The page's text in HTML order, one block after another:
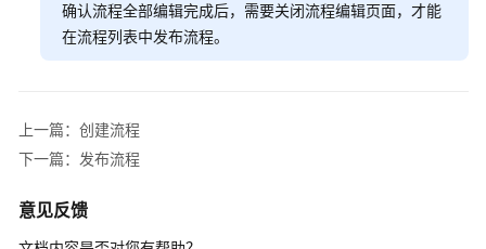
音
视
管
理
置
确认流程全部编辑完成后，需要关闭流程编辑页面，才能
在流程列表中发布流程。
上一篇：创建流程
下一篇：发布流程
意见反馈